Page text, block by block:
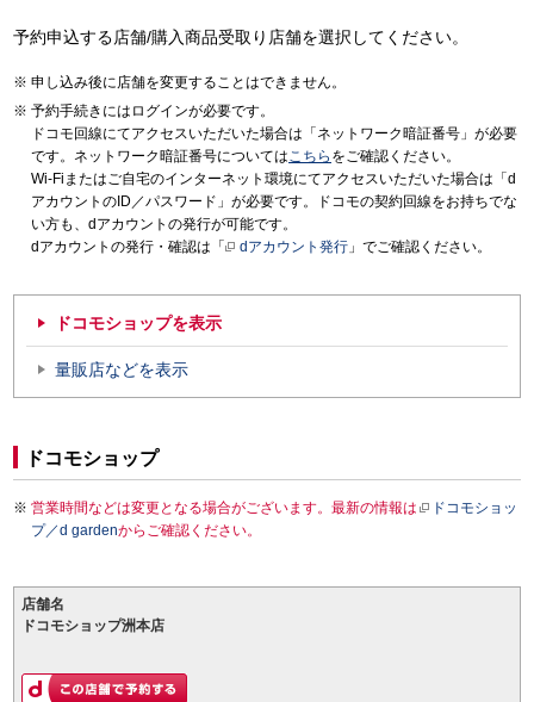
予約申込する店舗/購入商品受取り店舗を選択してください。
申し込み後に店舗を変更することはできません。
予約手続きにはログインが必要です。
ドコモ回線にてアクセスいただいた場合は「ネットワーク暗証番号」が必要
です。ネットワーク暗証番号についてはこちら をご確認ください。
Wi-Fiまたはご自宅のインターネット環境にてアクセスいただいた場合は「d
アカウントのID／パスワード」が必要です。ドコモの契約回線をお持ちでな
い方も、dアカウントの発行が可能です。
dアカウントの発行・確認は「
dアカウント発行 」でご確認ください。
ドコモショップを表示
量販店などを表示
ドコモショップ
営業時間などは変更となる場合がございます。最新の情報は
ドコモショッ
プ／d gardenからご確認ください。
店舗名
ドコモショップ洲本店